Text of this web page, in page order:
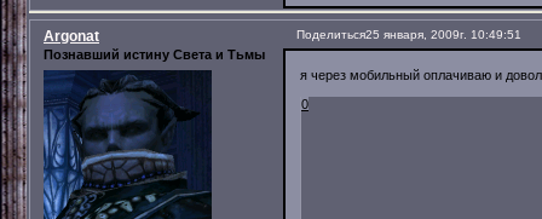
Поделиться25 января, 2009г. 10:49:51
Argonat
Познавший истину Света и Тьмы
я через мобильный оплачиваю и
0